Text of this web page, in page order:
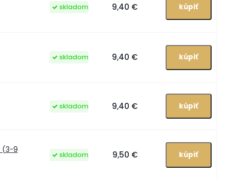
skladom 9,40 €
skladom 9,40 €
skladom 9,40 €
(3-9
skladom 9,50 €